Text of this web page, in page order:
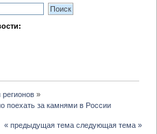
регионов»
поехать за камнями в России
« предыдущая тема следующая тема »